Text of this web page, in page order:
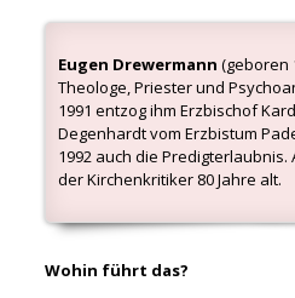
Eugen Drewermann (geboren
Theologe, Priester und
1991 entzog ihm Erzbischof
Degenhardt vom Erzbistum
1992 auch die Predigterlaubnis.
der Kirchenkritiker 80 Jahre alt.
Wohin führt das?